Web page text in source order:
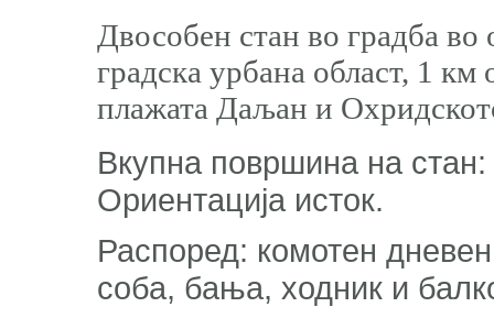
Двособен стан во градба во
градска урбана област, 1
плажата Даљан и
Вкупна површина на
Ориентација исток.
Распоред: комотен дневен
соба, бања, ходник и